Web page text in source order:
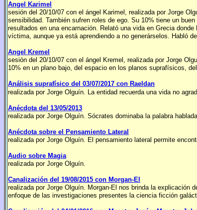
Angel Karimel
sesión del 20/10/07 con el ángel Karimel, realizada por Jorge
sensibilidad. También sufren roles de ego. Su 10% tiene un
resultados en una encarnación. Relató una vida en Grecia
víctima, aunque ya está aprendiendo a no generárselos. Habló
Angel Kremel
sesión del 20/10/07 con el ángel Kremel, realizada por Jorge
10% en un plano bajo, del espacio en los planos suprafísicos,
Análisis suprafísico del 03/07/2017 con Raeldan
realizada por Jorge Olguín. La entidad recuerda una vida no
Anécdota del 13/05/2013
realizada por Jorge Olguín. Sócrates dominaba la palabra
Anécdota sobre el Pensamiento Lateral
realizada por Jorge Olguín. El pensamiento lateral permite
Audio sobre Magia
realizada por Jorge Olguín.
Canalización del 19/08/2015 con Morgan-El
realizada por Jorge Olguín. Morgan-El nos brinda la explicación
enfoque de las investigaciones presentes la ciencia ficción